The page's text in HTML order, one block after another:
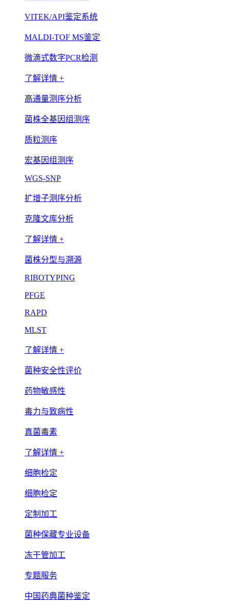
VITEK/API鉴定系统
MALDI-TOF MS鉴定
微滴式数字PCR检测
了解详情 +
高通量测序分析
菌株全基因组测序
质粒测序
宏基因组测序
WGS-SNP
扩增子测序分析
克隆文库分析
了解详情 +
菌株分型与溯源
RIBOTYPING
PFGE
RAPD
MLST
了解详情 +
菌种安全性评价
药物敏感性
毒力与致病性
真菌毒素
了解详情 +
细胞检定
细胞检定
定制加工
菌种保藏专业设备
冻干管加工
专题服务
中国药典菌种鉴定